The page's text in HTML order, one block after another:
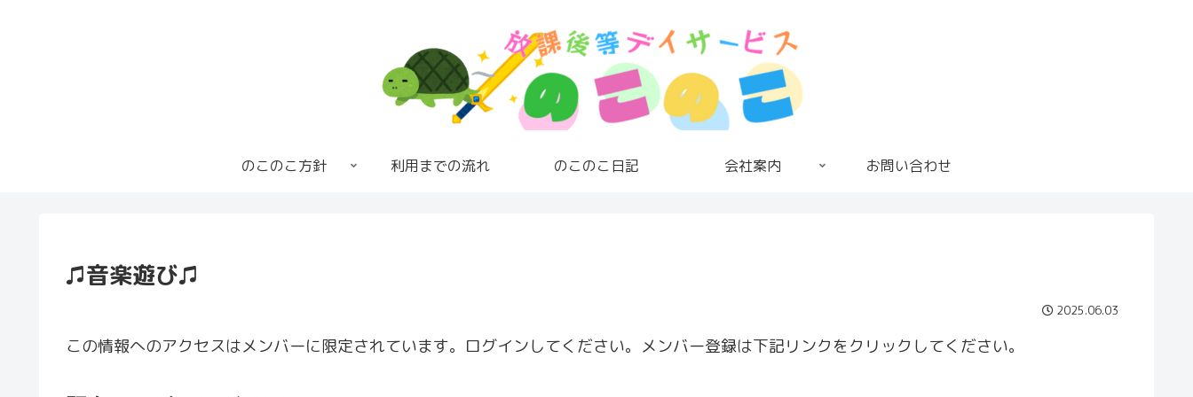
のこのこ方針 利用までの流れ のこのこ日記 会社案内 お問い合わせ
♫音楽遊び♫
2025.06.03
この情報へのアクセスはメンバーに限定されています。ログインしてください。メンバー登録は下記リンクをクリックしてください。